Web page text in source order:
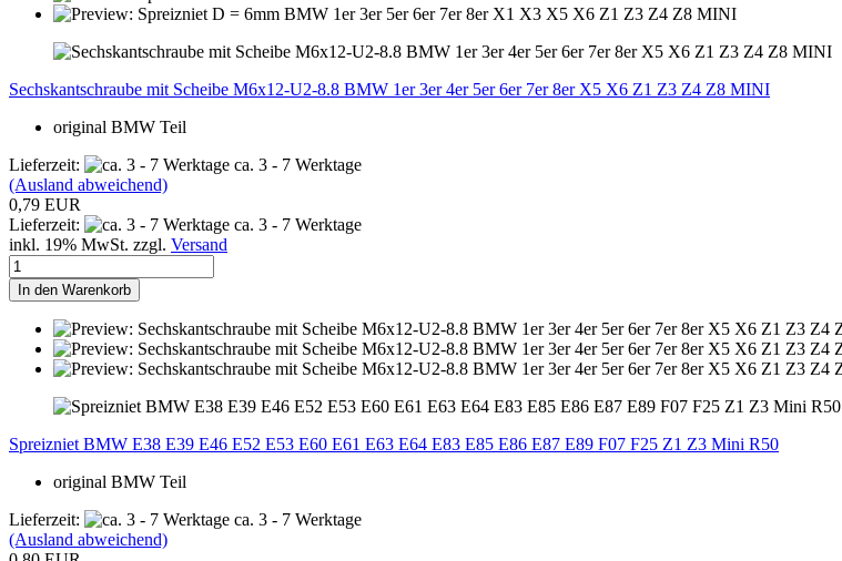
Sechskantschraube mit Scheibe M6x12-U2-8.8 BMW 1er 3er 4er 5er 6er 7er 8er X5 X6 Z1 Z3 Z4 Z8 MINI
original BMW Teil
Lieferzeit:
ca. 3 - 7 Werktage
(Ausland abweichend)
0,79 EUR
Lieferzeit:
ca. 3 - 7 Werktage
inkl. 19% MwSt. zzgl. Versand
In den Warenkorb
Spreizniet BMW E38 E39 E46 E52 E53 E60 E61 E63 E64 E83 E85 E86 E87 E89 F07 F25 Z1 Z3 Mini R50
original BMW Teil
Lieferzeit:
ca. 3 - 7 Werktage
(Ausland abweichend)